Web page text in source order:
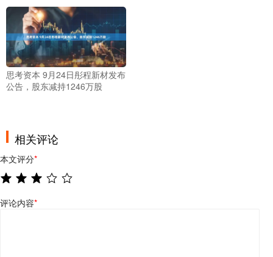
思考资本 9月24日彤程新材发布
公告，股东减持1246万股
相关评论
本文评分*
评论内容*